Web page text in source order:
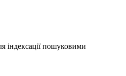
індексації пошуковими